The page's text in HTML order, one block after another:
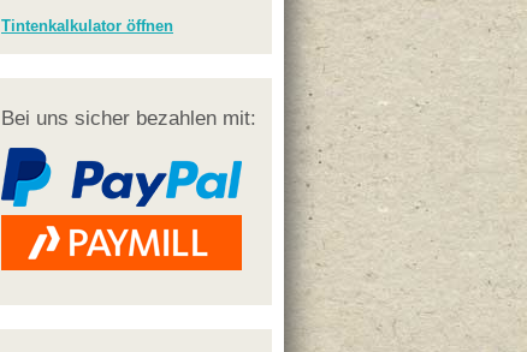
Tintenkalkulator öffnen
Bei uns sicher bezahlen mit: